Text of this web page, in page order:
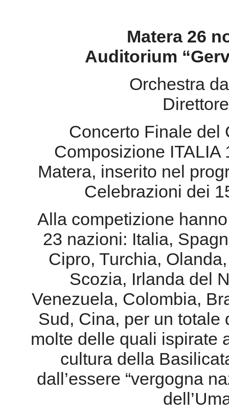
Matera 26
Auditorium
Orchestra
Concerto Finale del
Composizione
Matera, inserito nel
Celebrazioni dei
Alla competizione
23 nazioni: Italia,
Cipro, Turchia,
Scozia, Irlanda del
Venezuela, Colombia,
Sud, Cina, per un totale
molte delle quali ispirate
cultura della
dall’essere “vergogna